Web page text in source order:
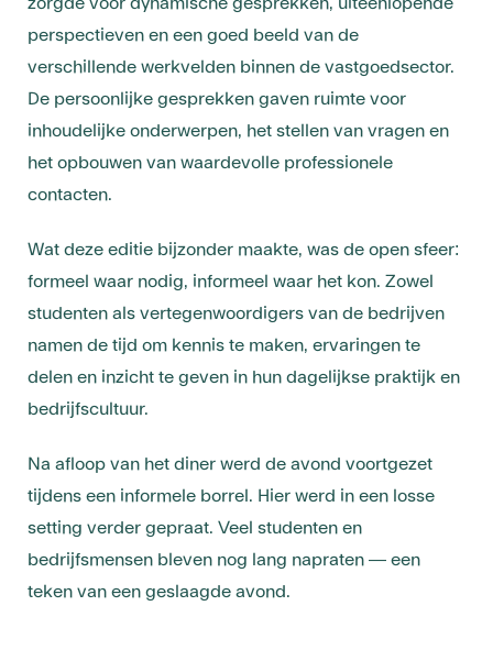
perspectieven en een goed beeld van de
verschillende werkvelden binnen de vastgoedsector.
De persoonlijke gesprekken gaven ruimte voor
inhoudelijke onderwerpen, het stellen van vragen en
het opbouwen van waardevolle professionele
contacten.
Wat deze editie bijzonder maakte, was de open sfeer:
formeel waar nodig, informeel waar het kon. Zowel
studenten als vertegenwoordigers van de bedrijven
namen de tijd om kennis te maken, ervaringen te
delen en inzicht te geven in hun dagelijkse praktijk en
bedrijfscultuur.
Na afloop van het diner werd de avond voortgezet
tijdens een informele borrel. Hier werd in een losse
setting verder gepraat. Veel studenten en
bedrijfsmensen bleven nog lang napraten — een
teken van een geslaagde avond.